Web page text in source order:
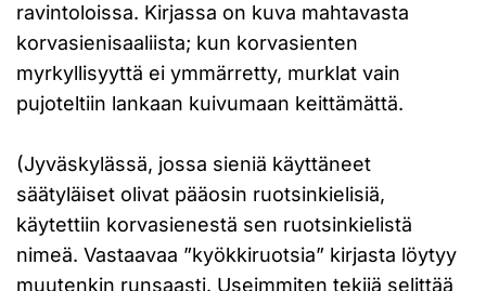
ravintoloissa. Kirjassa on kuva mahtavasta
korvasienisaaliista; kun korvasienten
myrkyllisyyttä ei ymmärretty, murklat vain
pujoteltiin lankaan kuivumaan keittämättä.
(Jyväskylässä, jossa sieniä käyttäneet
säätyläiset olivat pääosin ruotsinkielisiä,
käytettiin korvasienestä sen ruotsinkielistä
nimeä. Vastaavaa ”kyökkiruotsia” kirjasta löytyy
muutenkin runsaasti. Useimmiten tekijä selittää